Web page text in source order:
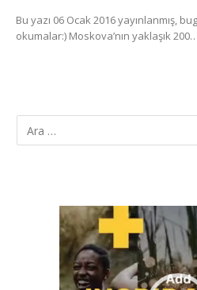
Bu yazı 06 Ocak 2016 yayınlanmış,
okumalar:) Moskova’nın yaklaşık 200…
Video
oynatıcı